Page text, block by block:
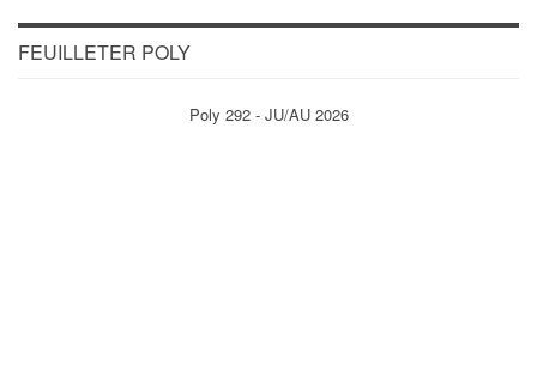
FEUILLETER POLY
Poly 292 - JU/AU 2026